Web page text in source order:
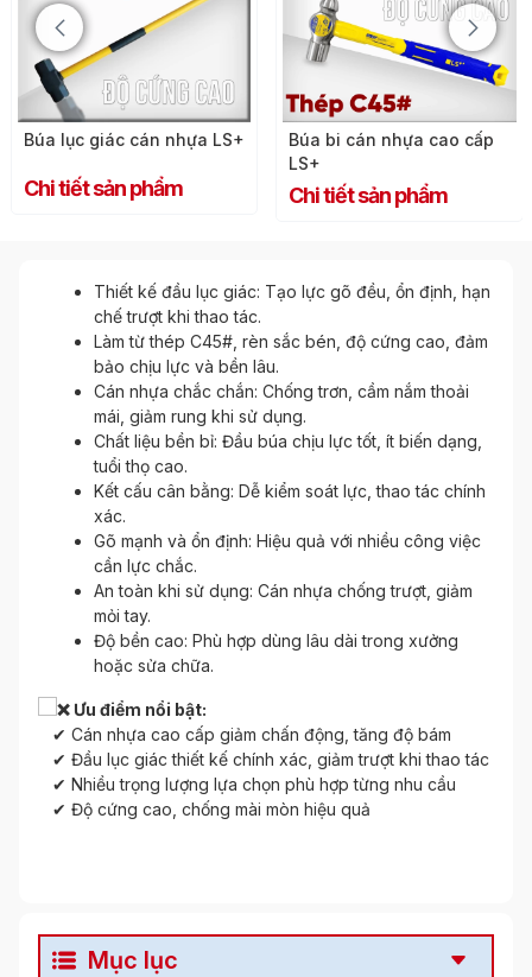
Búa lục giác cán nhựa LS+
Chi tiết sản phẩm
Búa bi cán nhựa cao cấp
LS+
Chi tiết sản phẩm
Thiết kế đầu lục giác: Tạo lực gõ đều, ổn định, hạn
chế trượt khi thao tác.
Làm từ thép C45#, rèn sắc bén, độ cứng cao, đảm
bảo chịu lực và bền lâu.
Cán nhựa chắc chắn: Chống trơn, cầm nắm thoải
mái, giảm rung khi sử dụng.
Chất liệu bền bỉ: Đầu búa chịu lực tốt, ít biến dạng,
tuổi thọ cao.
Kết cấu cân bằng: Dễ kiểm soát lực, thao tác chính
xác.
Gõ mạnh và ổn định: Hiệu quả với nhiều công việc
cần lực chắc.
An toàn khi sử dụng: Cán nhựa chống trượt, giảm
mỏi tay.
Độ bền cao: Phù hợp dùng lâu dài trong xưởng
hoặc sửa chữa.
Ưu điểm nổi bật:
✔ Cán nhựa cao cấp giảm chấn động, tăng độ bám
✔ Đầu lục giác thiết kế chính xác, giảm trượt khi thao tác
✔ Nhiều trọng lượng lựa chọn phù hợp từng nhu cầu
✔ Độ cứng cao, chống mài mòn hiệu quả
Mục lục